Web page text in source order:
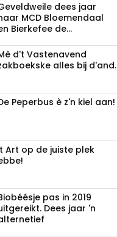
dees jaar
MCD Bloemendaal
Bierkefee de...
d't Vastenavend
alles bij d'and.
Peperbus è z'n kiel aan!
Art op de juiste plek
pas in 2019
Dees jaar 'n